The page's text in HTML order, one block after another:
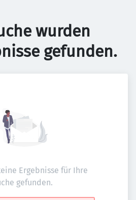
wurden
gefunden.
Ergebnisse für Ihre
gefunden.